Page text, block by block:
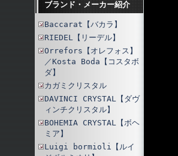
ブランド・メーカー紹介
Baccarat【バカラ】
RIEDEL【リーデル】
Orrefors【オレフォス】
／Kosta Boda【コスタボ
ダ】
カガミクリスタル
DAVINCI CRYSTAL【ダヴ
ィンチクリスタル】
BOHEMIA CRYSTAL【ボヘ
ミア】
Luigi bormioli【ルイ